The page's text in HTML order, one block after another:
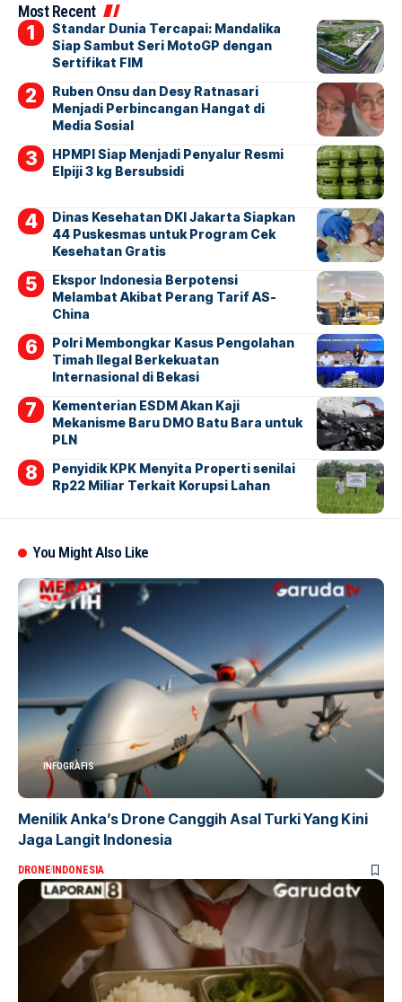
Most Recent
Standar Dunia Tercapai: Mandalika
Siap Sambut Seri MotoGP dengan
Sertifikat FIM
Ruben Onsu dan Desy Ratnasari
Menjadi Perbincangan Hangat di
Media Sosial
HPMPI Siap Menjadi Penyalur Resmi
Elpiji 3 kg Bersubsidi
Dinas Kesehatan DKI Jakarta Siapkan
44 Puskesmas untuk Program Cek
Kesehatan Gratis
Ekspor Indonesia Berpotensi
Melambat Akibat Perang Tarif AS-
China
Polri Membongkar Kasus Pengolahan
Timah Ilegal Berkekuatan
Internasional di Bekasi
Kementerian ESDM Akan Kaji
Mekanisme Baru DMO Batu Bara untuk
PLN
Penyidik KPK Menyita Properti senilai
Rp22 Miliar Terkait Korupsi Lahan
You Might Also Like
INFOGRAFIS
Menilik Anka’s Drone Canggih Asal Turki Yang Kini
Jaga Langit Indonesia
DRONEINDONESIA